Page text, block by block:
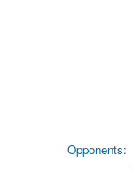
Opponents: